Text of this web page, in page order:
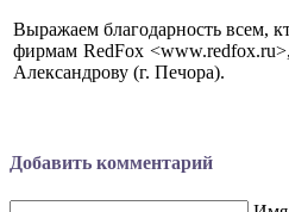
Выражаем благодарность всем,
фирмам RedFox
Александрову (г. Печора).
Добавить комментарий